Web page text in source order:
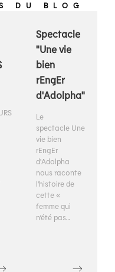
DU BLOG
Spectacle
"Une vie
bien
rEngEr
d'Adolpha"
Le
spectacle Une
vie bien
rEngEr
d'Adolpha
nous raconte
l'histoire de
cette «
femme qui
n’été pas…